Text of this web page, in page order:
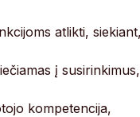
atlikti,
į susirinkimus,
kompetencija,